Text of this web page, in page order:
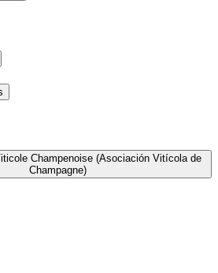
Champagne)